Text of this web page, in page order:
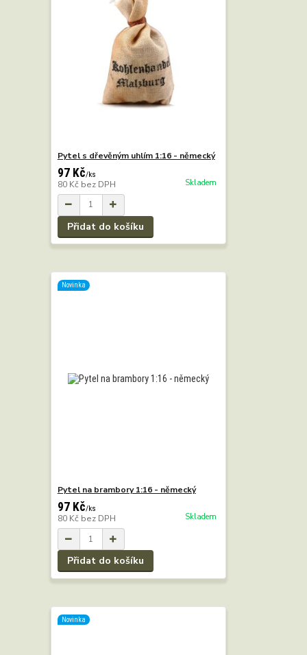
Pytel s dřevěným uhlím 1:16 - německý
97 Kč/ks
80 Kč bez DPH Skladem
Přidat do košíku
Novinka
Pytel na brambory 1:16 - německý
97 Kč/ks
80 Kč bez DPH Skladem
Přidat do košíku
Novinka